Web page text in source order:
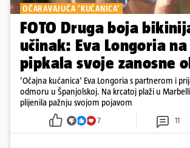
OČARAVAJUĆA 'KUĆANICA'
FOTO Druga boja
učinak: Eva Longoria
pipkala svoje zanosne
'Očajna kućanica' Eva Longoria s partnerom i
odmoru u Španjolskoj. Na krcatoj plaži u
plijenila pažnju svojom pojavom
7 11